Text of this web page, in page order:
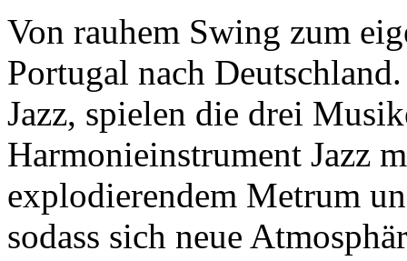
Von rauhem Swing zum
Portugal nach
Jazz, spielen die drei
Harmonieinstrument Jazz
explodierendem Metrum
sodass sich neue